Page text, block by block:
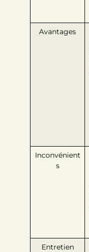
Avantages
Inconvénient
s
Entretien